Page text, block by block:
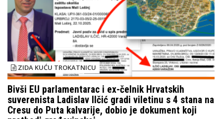
ZIDA KUĆU TROKATNICU
Bivši EU parlamentarac i ex-čelnik Hrvatskih
suverenista Ladislav Ilčić gradi viletinu s 4 stana na
Cresu do Puta kalvarije, dobio je dokument koji